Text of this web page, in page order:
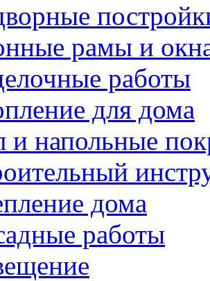
рамы и
работы
для дома
и напольные
дома
работы